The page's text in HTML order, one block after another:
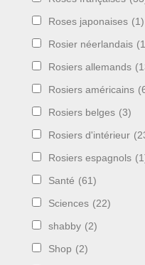
Roses japonaises (1)
Rosier néerlandais
Rosiers allemands
Rosiers américains
Rosiers belges (3)
Rosiers d'intérieur
Rosiers espagnols
Santé (61)
Sciences (22)
shabby (2)
Shop (2)